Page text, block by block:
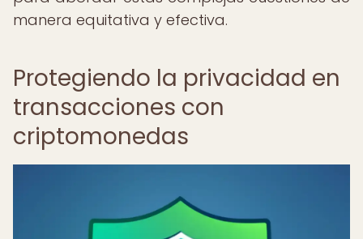
manera equitativa y efectiva.
Protegiendo la privacidad en
transacciones con
criptomonedas